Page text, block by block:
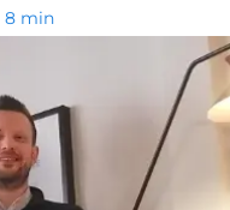
8 min